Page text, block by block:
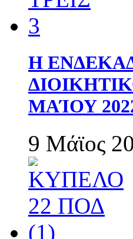
Η
ΜΑΊΟΥ
9 Μάϊος